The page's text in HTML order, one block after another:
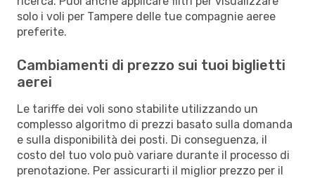
solo i voli per Tampere delle tue compagnie aeree
preferite.
Cambiamenti di prezzo sui tuoi biglietti
aerei
Le tariffe dei voli sono stabilite utilizzando un
complesso algoritmo di prezzi basato sulla domanda
e sulla disponibilità dei posti. Di conseguenza, il
costo del tuo volo può variare durante il processo di
prenotazione. Per assicurarti il miglior prezzo per il